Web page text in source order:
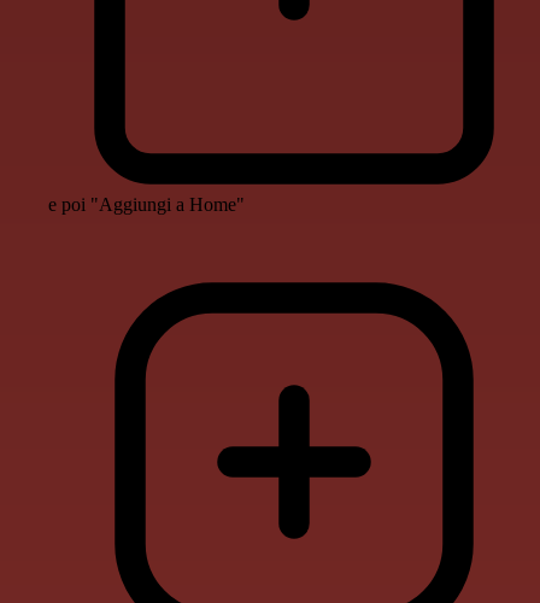
e poi "Aggiungi a Home"